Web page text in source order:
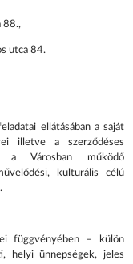
88.,
utca 84.
ellátásában a saját
illetve a szerződéses
a Városban működő
kulturális célú
függvényében – külön
helyi ünnepségek, jeles